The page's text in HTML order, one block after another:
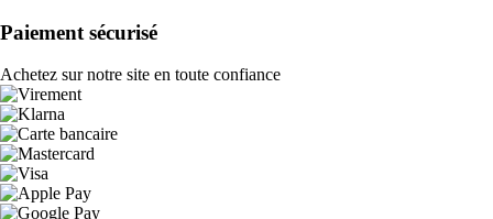
Paiement sécurisé
Achetez sur notre site en toute confiance